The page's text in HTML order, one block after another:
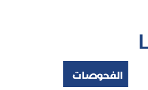
الفحوصات